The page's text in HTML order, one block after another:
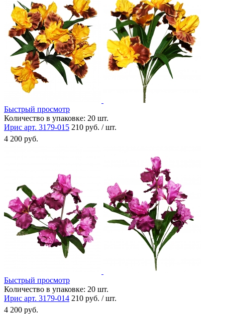
Быстрый просмотр
Количество в упаковке: 20 шт.
Ирис арт. 3179-015 210 руб. / шт.
4 200 руб.
Быстрый просмотр
Количество в упаковке: 20 шт.
Ирис арт. 3179-014 210 руб. / шт.
4 200 руб.